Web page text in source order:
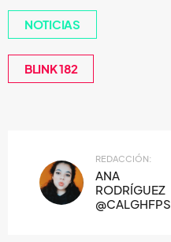
NOTICIAS
BLINK 182
REDACCIÓN:
ANA
RODRÍGUEZ
@CALGHFPS